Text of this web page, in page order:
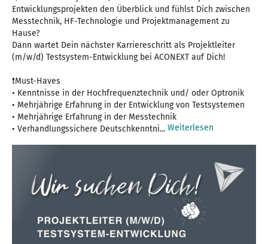
Entwicklungsprojekten den Überblick und fühlst Dich zwischen
Messtechnik, HF-Technologie und Projektmanagement zu
Hause?
Dann wartet Dein nächster Karriereschritt als Projektleiter
(m/w/d) Testsystem-Entwicklung bei ACONEXT auf Dich!
❗Must-Haves
• Kenntnisse in der Hochfrequenztechnik und/ oder Optronik
• Mehrjährige Erfahrung in der Entwicklung von Testsystemen
• Mehrjährige Erfahrung in der Messtechnik
• Verhandlungssichere Deutschkenntni... Weiterlesen